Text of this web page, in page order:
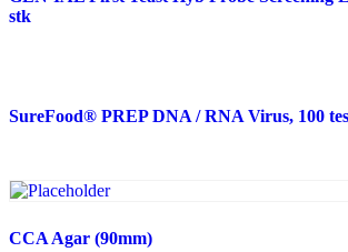
stk
SureFood® PREP DNA / RNA Virus, 100
CCA Agar (90mm)